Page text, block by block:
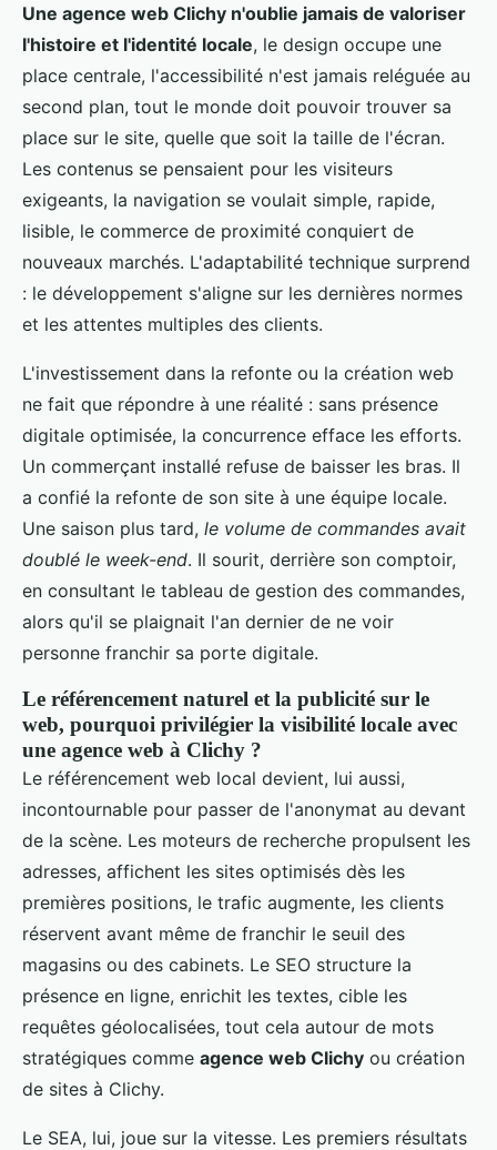
Une agence web Clichy n'oublie jamais de valoriser
l'histoire et l'identité locale, le design occupe une
place centrale, l'accessibilité n'est jamais reléguée au
second plan, tout le monde doit pouvoir trouver sa
place sur le site, quelle que soit la taille de l'écran.
Les contenus se pensaient pour les visiteurs
exigeants, la navigation se voulait simple, rapide,
lisible, le commerce de proximité conquiert de
nouveaux marchés. L'adaptabilité technique surprend
: le développement s'aligne sur les dernières normes
et les attentes multiples des clients.
L'investissement dans la refonte ou la création web
ne fait que répondre à une réalité : sans présence
digitale optimisée, la concurrence efface les efforts.
Un commerçant installé refuse de baisser les bras. Il
a confié la refonte de son site à une équipe locale.
Une saison plus tard, le volume de commandes avait
doublé le week-end. Il sourit, derrière son comptoir,
en consultant le tableau de gestion des commandes,
alors qu'il se plaignait l'an dernier de ne voir
personne franchir sa porte digitale.
Le référencement naturel et la publicité sur le
web, pourquoi privilégier la visibilité locale avec
une agence web à Clichy ?
Le référencement web local devient, lui aussi,
incontournable pour passer de l'anonymat au devant
de la scène. Les moteurs de recherche propulsent les
adresses, affichent les sites optimisés dès les
premières positions, le trafic augmente, les clients
réservent avant même de franchir le seuil des
magasins ou des cabinets. Le SEO structure la
présence en ligne, enrichit les textes, cible les
requêtes géolocalisées, tout cela autour de mots
stratégiques comme agence web Clichy ou création
de sites à Clichy.
Le SEA, lui, joue sur la vitesse. Les premiers résultats